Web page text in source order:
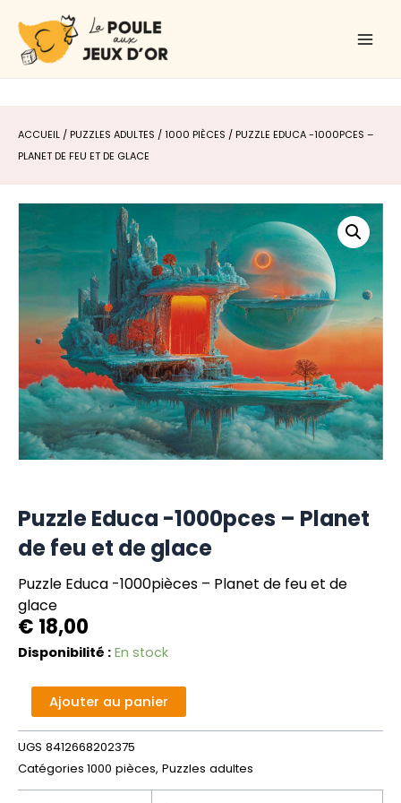
contenu
ACCUEIL /PUZZLES ADULTES /1000 PIÈCES / PUZZLE EDUCA -1000PCES –
PLANET DE FEU ET DE GLACE
Puzzle Educa -1000pces – Planet
de feu et de glace
Puzzle Educa -1000pièces – Planet de feu et de
glace
€ 18,00
Disponibilité : En stock
quantité
Puzzle
Educa
Planet
Ajouter au panier
UGS 8412668202375
Catégories 1000 pièces, Puzzles adultes